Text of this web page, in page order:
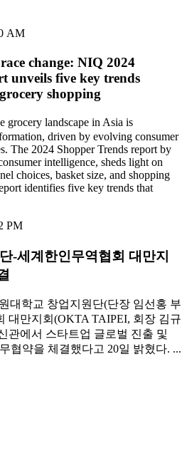
AM
change: NIQ 2024
unveils five key trends
shopping
landscape in Asia is
driven by evolving consumer
The 2024 Shopper Trends report by
intelligence, sheds light on
choices, basket size, and shopping
identifies five key trends that
PM
-세계한인무역협회 대만지
대학교 창업지원단(단장 임선홍 부
대만지회(OKTA TAIPEI, 회장 김규
관에서 스타트업 글로벌 진출 및
협약을 체결했다고 20일 밝혔다. ...